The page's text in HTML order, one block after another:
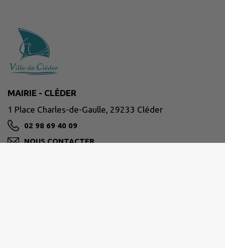
MAIRIE - CLÉDER
1 Place Charles-de-Gaulle, 29233 Cléder
02 98 69 40 09
NOUS CONTACTER